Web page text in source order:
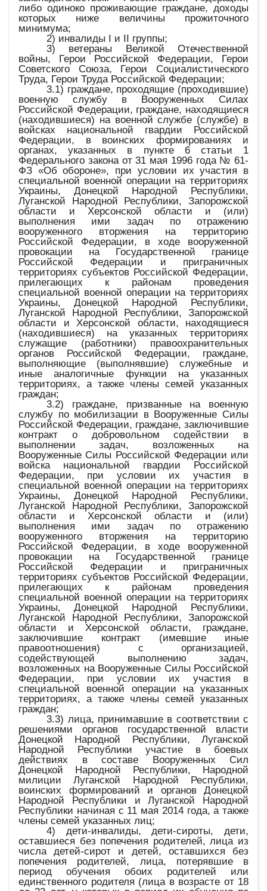
либо одиноко проживающие граждане, доходы
которых ниже величины прожиточного
минимума;
2) инвалиды I и II группы;
3) ветераны Великой Отечественной
войны, Герои Российской Федерации, Герои
Советского Союза, Герои Социалистического
Труда, Герои Труда Российской Федерации;
3.1) граждане, проходящие (проходившие)
военную службу в Вооруженных Силах
Российской Федерации, граждане, находящиеся
(находившиеся) на военной службе (службе) в
войсках национальной гвардии Российской
Федерации, в воинских формированиях и
органах, указанных в пункте 6 статьи 1
Федерального закона от 31 мая 1996 года № 61-
ФЗ «Об обороне», при условии их участия в
специальной военной операции на территориях
Украины, Донецкой Народной Республики,
Луганской Народной Республики, Запорожской
области и Херсонской области и (или)
выполнения ими задач по отражению
вооруженного вторжения на территорию
Российской Федерации, в ходе вооруженной
провокации на Государственной границе
Российской Федерации и приграничных
территориях субъектов Российской Федерации,
прилегающих к районам проведения
специальной военной операции на территориях
Украины, Донецкой Народной Республики,
Луганской Народной Республики, Запорожской
области и Херсонской области, находящиеся
(находившиеся) на указанных территориях
служащие (работники) правоохранительных
органов Российской Федерации, граждане,
выполняющие (выполнявшие) служебные и
иные аналогичные функции на указанных
территориях, а также члены семей указанных
граждан;
3.2) граждане, призванные на военную
службу по мобилизации в Вооруженные Силы
Российской Федерации, граждане, заключившие
контракт о добровольном содействии в
выполнении задач, возложенных на
Вооруженные Силы Российской Федерации или
войска национальной гвардии Российской
Федерации, при условии их участия в
специальной военной операции на территориях
Украины, Донецкой Народной Республики,
Луганской Народной Республики, Запорожской
области и Херсонской области и (или)
выполнения ими задач по отражению
вооруженного вторжения на территорию
Российской Федерации, в ходе вооруженной
провокации на Государственной границе
Российской Федерации и приграничных
территориях субъектов Российской Федерации,
прилегающих к районам проведения
специальной военной операции на территориях
Украины, Донецкой Народной Республики,
Луганской Народной Республики, Запорожской
области и Херсонской области, граждане,
заключившие контракт (имевшие иные
правоотношения) с организацией,
содействующей выполнению задач,
возложенных на Вооруженные Силы Российской
Федерации, при условии их участия в
специальной военной операции на указанных
территориях, а также члены семей указанных
граждан;
3.3) лица, принимавшие в соответствии с
решениями органов государственной власти
Донецкой Народной Республики, Луганской
Народной Республики участие в боевых
действиях в составе Вооруженных Сил
Донецкой Народной Республики, Народной
милиции Луганской Народной Республики,
воинских формирований и органов Донецкой
Народной Республики и Луганской Народной
Республики начиная с 11 мая 2014 года, а также
члены семей указанных лиц;
4) дети-инвалиды, дети-сироты, дети,
оставшиеся без попечения родителей, лица из
числа детей-сирот и детей, оставшихся без
попечения родителей, лица, потерявшие в
период обучения обоих родителей или
единственного родителя (лица в возрасте от 18